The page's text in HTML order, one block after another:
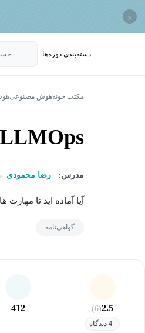
×
دسته‌بندی‌ دوره‌ها
مکتب خونههوش مصنوعی
LLMOps برای مدل‌های زبانی بزرگ (LLM)
مدرس: رضا محمودی
آیا آماده اید تا
گواهی‌نامه
2.5
(6)
4 دیدگاه
412